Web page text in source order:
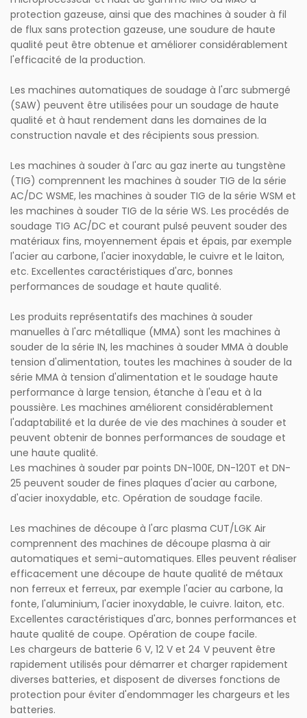
protection gazeuse, ainsi que des machines à souder à fil
de flux sans protection gazeuse, une soudure de haute
qualité peut être obtenue et améliorer considérablement
l'efficacité de la production.
Les machines automatiques de soudage à l'arc submergé
(SAW) peuvent être utilisées pour un soudage de haute
qualité et à haut rendement dans les domaines de la
construction navale et des récipients sous pression.
Les machines à souder à l'arc au gaz inerte au tungstène
(TIG) comprennent les machines à souder TIG de la série
AC/DC WSME, les machines à souder TIG de la série WSM et
les machines à souder TIG de la série WS. Les procédés de
soudage TIG AC/DC et courant pulsé peuvent souder des
matériaux fins, moyennement épais et épais, par exemple
l'acier au carbone, l'acier inoxydable, le cuivre et le laiton,
etc. Excellentes caractéristiques d'arc, bonnes
performances de soudage et haute qualité.
Les produits représentatifs des machines à souder
manuelles à l'arc métallique (MMA) sont les machines à
souder de la série IN, les machines à souder MMA à double
tension d'alimentation, toutes les machines à souder de la
série MMA à tension d'alimentation et le soudage haute
performance à large tension, étanche à l'eau et à la
poussière. Les machines améliorent considérablement
l'adaptabilité et la durée de vie des machines à souder et
peuvent obtenir de bonnes performances de soudage et
une haute qualité.
Les machines à souder par points DN-100E, DN-120T et DN-
25 peuvent souder de fines plaques d'acier au carbone,
d'acier inoxydable, etc. Opération de soudage facile.
Les machines de découpe à l'arc plasma CUT/LGK Air
comprennent des machines de découpe plasma à air
automatiques et semi-automatiques. Elles peuvent réaliser
efficacement une découpe de haute qualité de métaux
non ferreux et ferreux, par exemple l'acier au carbone, la
fonte, l'aluminium, l'acier inoxydable, le cuivre. laiton, etc.
Excellentes caractéristiques d'arc, bonnes performances et
haute qualité de coupe. Opération de coupe facile.
Les chargeurs de batterie 6 V, 12 V et 24 V peuvent être
rapidement utilisés pour démarrer et charger rapidement
diverses batteries, et disposent de diverses fonctions de
protection pour éviter d'endommager les chargeurs et les
batteries.